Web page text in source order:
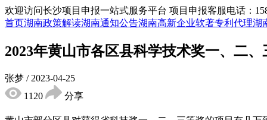
欢迎访问长沙项目申报一站式服务平台 项目申报客服电话：
首页湖南政策解读湖南通知公告湖南高新企业软著专利代理湖
2023年黄山市各区县科学技术奖一、二
张梦 / 2023-04-25
1120
分享